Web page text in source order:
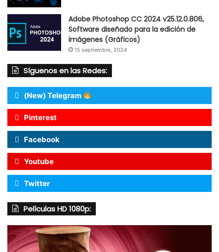
Adobe Photoshop CC 2024 v25.12.0.806,
Software diseñado para la edición de
imágenes (Gráficos)
15 septiembre, 2024
Síguenos en las Redes:
(New) Telegram
Pinterest
Facebook
Youtube
Twitter
Películas HD 1080p: